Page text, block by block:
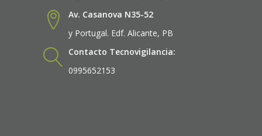
Av. Casanova N35-52
y Portugal. Edf. Alicante, PB
Contacto Tecnovigilancia:
0995652153